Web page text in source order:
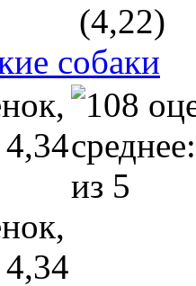
(4,22)
собаки